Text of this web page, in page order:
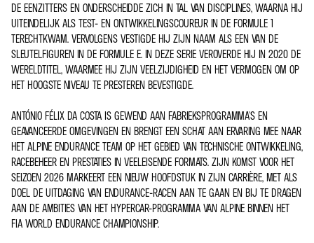
DE EENZITTERS EN ONDERSCHEIDDE ZICH IN TAL VAN DISCIPLINES, WAARNA HIJ
UITEINDELIJK ALS TEST- EN ONTWIKKELINGSCOUREUR IN DE FORMULE 1
TERECHTKWAM. VERVOLGENS VESTIGDE HIJ ZIJN NAAM ALS EEN VAN DE
SLEUTELFIGUREN IN DE FORMULE E. IN DEZE SERIE VEROVERDE HIJ IN 2020 DE
WERELDTITEL, WAARMEE HIJ ZIJN VEELZIJDIGHEID EN HET VERMOGEN OM OP
HET HOOGSTE NIVEAU TE PRESTEREN BEVESTIGDE.
ANTÓNIO FÉLIX DA COSTA IS GEWEND AAN FABRIEKSPROGRAMMA'S EN
GEAVANCEERDE OMGEVINGEN EN BRENGT EEN SCHAT AAN ERVARING MEE NAAR
HET ALPINE ENDURANCE TEAM OP HET GEBIED VAN TECHNISCHE ONTWIKKELING,
RACEBEHEER EN PRESTATIES IN VEELEISENDE FORMATS. ZIJN KOMST VOOR HET
SEIZOEN 2026 MARKEERT EEN NIEUW HOOFDSTUK IN ZIJN CARRIÈRE, MET ALS
DOEL DE UITDAGING VAN ENDURANCE-RACEN AAN TE GAAN EN BIJ TE DRAGEN
AAN DE AMBITIES VAN HET HYPERCAR-PROGRAMMA VAN ALPINE BINNEN HET
FIA WORLD ENDURANCE CHAMPIONSHIP.